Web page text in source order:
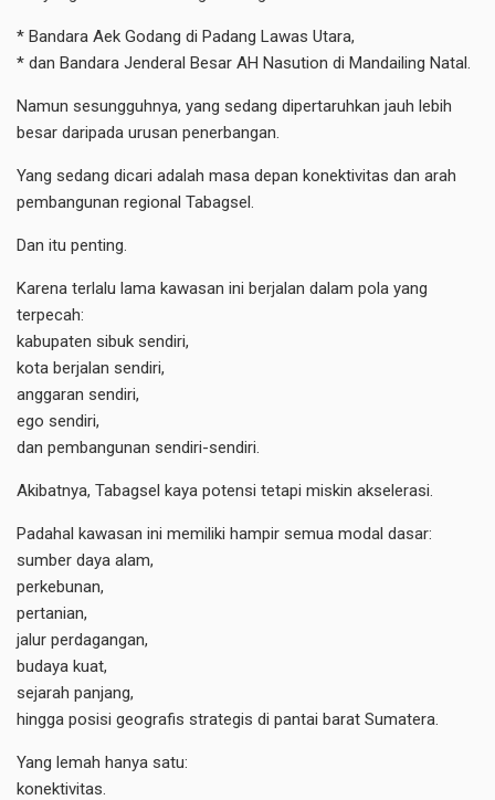
* Bandara Aek Godang di Padang Lawas Utara,
* dan Bandara Jenderal Besar AH Nasution di Mandailing Natal.
Namun sesungguhnya, yang sedang dipertaruhkan jauh lebih
besar daripada urusan penerbangan.
Yang sedang dicari adalah masa depan konektivitas dan arah
pembangunan regional Tabagsel.
Dan itu penting.
Karena terlalu lama kawasan ini berjalan dalam pola yang
terpecah:
kabupaten sibuk sendiri,
kota berjalan sendiri,
anggaran sendiri,
ego sendiri,
dan pembangunan sendiri-sendiri.
Akibatnya, Tabagsel kaya potensi tetapi miskin akselerasi.
Padahal kawasan ini memiliki hampir semua modal dasar:
sumber daya alam,
perkebunan,
pertanian,
jalur perdagangan,
budaya kuat,
sejarah panjang,
hingga posisi geografis strategis di pantai barat Sumatera.
Yang lemah hanya satu:
konektivitas.